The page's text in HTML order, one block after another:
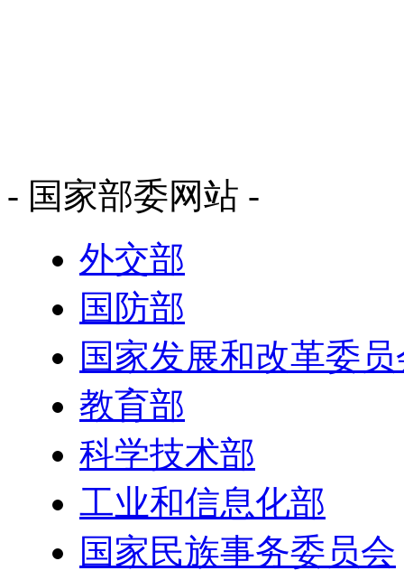
- 国家部委网站 -
外交部
国防部
国家发展和改革委
教育部
科学技术部
工业和信息化部
国家民族事务委员会